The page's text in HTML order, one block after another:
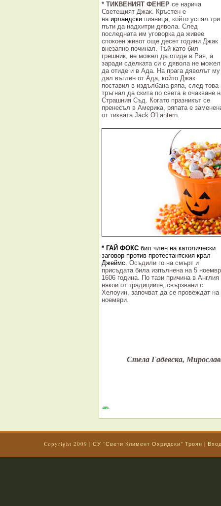
* ТИКВЕНИЯТ ФЕНЕР се нарича
Светещият Джак. Кръстен е
на ирландски пияница, който успял три
пъти да надхитри дявола. След
последната им уговорка да живее
спокоен живот още десет години Джак
внезапно починал. Тъй като бил
грешник, не можел да отиде в Рая, а
заради сделката си с дявола не можел
да отиде и в Ада. На прага дяволът му
дал въглен от Ада, който Джак
поставил в издълбана ряпа, след това
тръгнал да скита по света в очакване
Страшния Съд. Когато празникът се
пренесъл в Америка, ряпата е
от тиквата Jack O'Lantern.
* ГАЙ ФОКС бил член на католически
заговор против протестантския крал
Джеймс. Осъдили го на смърт и
присъдата била изпълнена на 5
1606 година. По тази причина в Англия
някои от традициите, свързвани с
Хелоуин, започват да се провеждат на
ноември.
Стела Гадевска,
Copyright 2009 | СУ "Свети Климент Охридски" Троян |